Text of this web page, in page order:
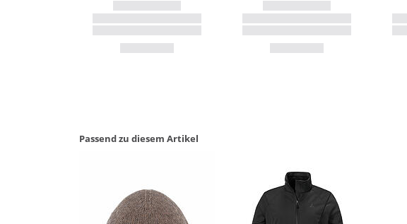
Passend zu diesem Artikel